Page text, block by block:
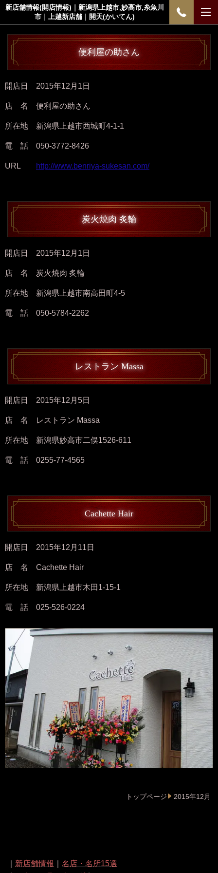
新店舗情報(開店情報)｜新潟県上越市,妙高市,糸魚川
市｜上越新店舗｜開天(かいてん)
便利屋の助さん
開店日 2015年12月1日
店 名 便利屋の助さん
所在地 新潟県上越市西城町4-1-1
電 話 050-3772-8426
URL http://www.benriya-sukesan.com/
炭火焼肉 炙輪
開店日 2015年12月1日
店 名 炭火焼肉 炙輪
所在地 新潟県上越市南高田町4-5
電 話 050-5784-2262
レストラン Massa
開店日 2015年12月5日
店 名 レストラン Massa
所在地 新潟県妙高市二俣1526-611
電 話 0255-77-4565
Cachette Hair
開店日 2015年12月11日
店 名 Cachette Hair
所在地 新潟県上越市木田1-15-1
電 話 025-526-0224
トップページ 2015年12月
新店舗情報
名店・名所15選